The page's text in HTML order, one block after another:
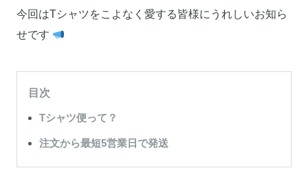
今回はTシャツをこよなく愛する皆様にうれしいお知ら
せです
目次
Tシャツ便って？
注文から最短5営業日で発送